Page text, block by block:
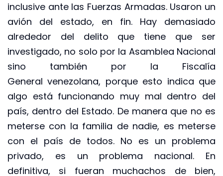
inclusive ante las Fuerzas Armadas. Usaron un
avión del estado, en fin. Hay demasiado
alrededor del delito que tiene que ser
investigado, no solo por la Asamblea Nacional
sino también por la Fiscalía
General venezolana, porque esto indica que
algo está funcionando muy mal dentro del
país, dentro del Estado. De manera que no es
meterse con la familia de nadie, es meterse
con el país de todos. No es un problema
privado, es un problema nacional. En
definitiva, si fueran muchachos de bien,